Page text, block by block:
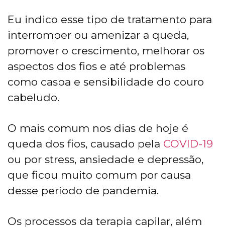
Eu indico esse tipo de tratamento para
interromper ou amenizar a queda,
promover o crescimento, melhorar os
aspectos dos fios e até problemas
como caspa e sensibilidade do couro
cabeludo.
O mais comum nos dias de hoje é
queda dos fios, causado pela COVID-19
ou por stress, ansiedade e depressão,
que ficou muito comum por causa
desse período de pandemia.
Os processos da terapia capilar, além